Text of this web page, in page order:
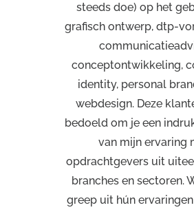
steeds doe) op het
grafisch ontwerp, dtp-
conceptontwikkeling,
identity, personal
webdesign. Deze
bedoeld om je een
van mijn ervaring
opdrachtgevers uit
branches en sectoren.
greep uit hún